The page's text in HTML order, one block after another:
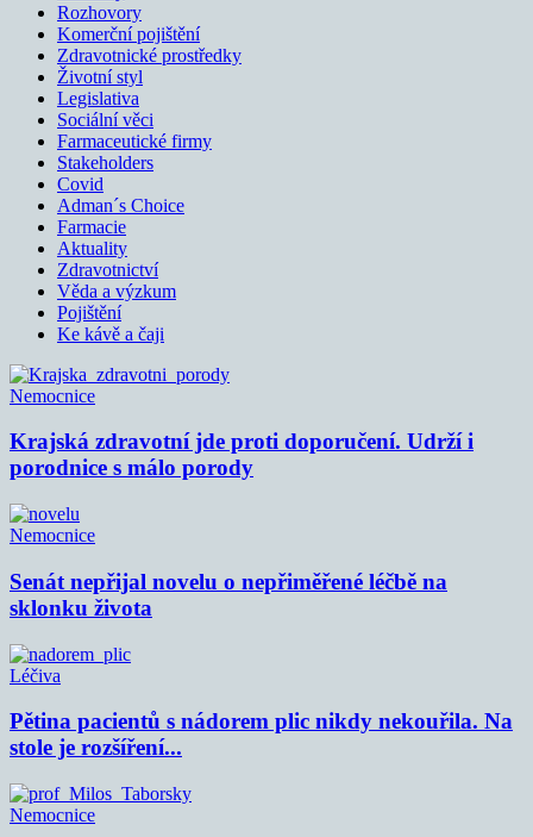
Rozhovory
Komerční pojištění
Zdravotnické prostředky
Životní styl
Legislativa
Sociální věci
Farmaceutické firmy
Stakeholders
Covid
Adman´s Choice
Farmacie
Aktuality
Zdravotnictví
Věda a výzkum
Pojištění
Ke kávě a čaji
Nemocnice
Krajská zdravotní jde proti doporučení. Udrží i
porodnice s málo porody
Nemocnice
Senát nepřijal novelu o nepřiměřené léčbě na
sklonku života
Léčiva
Pětina pacientů s nádorem plic nikdy nekouřila. Na
stole je rozšíření...
Nemocnice